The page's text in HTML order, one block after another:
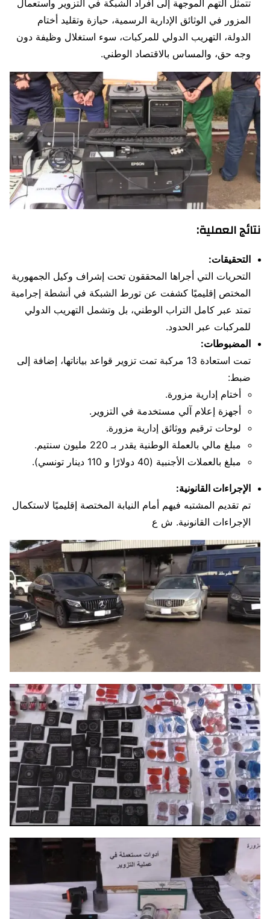
تتمثل التهم الموجهة إلى أفراد الشبكة في التزوير واستعمال
المزور في الوثائق الإدارية الرسمية، حيازة وتقليد أختام
الدولة، التهريب الدولي للمركبات، سوء استغلال وظيفة دون
وجه حق، والمساس بالاقتصاد الوطني.
نتائج العملية:
التحقيقات:
التحريات التي أجراها المحققون تحت إشراف وكيل الجمهورية
المختص إقليميًا كشفت عن تورط الشبكة في أنشطة إجرامية
تمتد عبر كامل التراب الوطني، بل وتشمل التهريب الدولي
للمركبات عبر الحدود.
المضبوطات:
تمت استعادة 13 مركبة تمت تزوير قواعد بياناتها، إضافة إلى
ضبط:
أختام إدارية مزورة.
أجهزة إعلام آلي مستخدمة في التزوير.
لوحات ترقيم ووثائق إدارية مزورة.
مبلغ مالي بالعملة الوطنية يقدر بـ 220 مليون سنتيم.
مبلغ بالعملات الأجنبية (40 دولارًا و 110 دينار تونسي).
الإجراءات القانونية:
تم تقديم المشتبه فيهم أمام النيابة المختصة إقليميًا لاستكمال
الإجراءات القانونية. ش ع